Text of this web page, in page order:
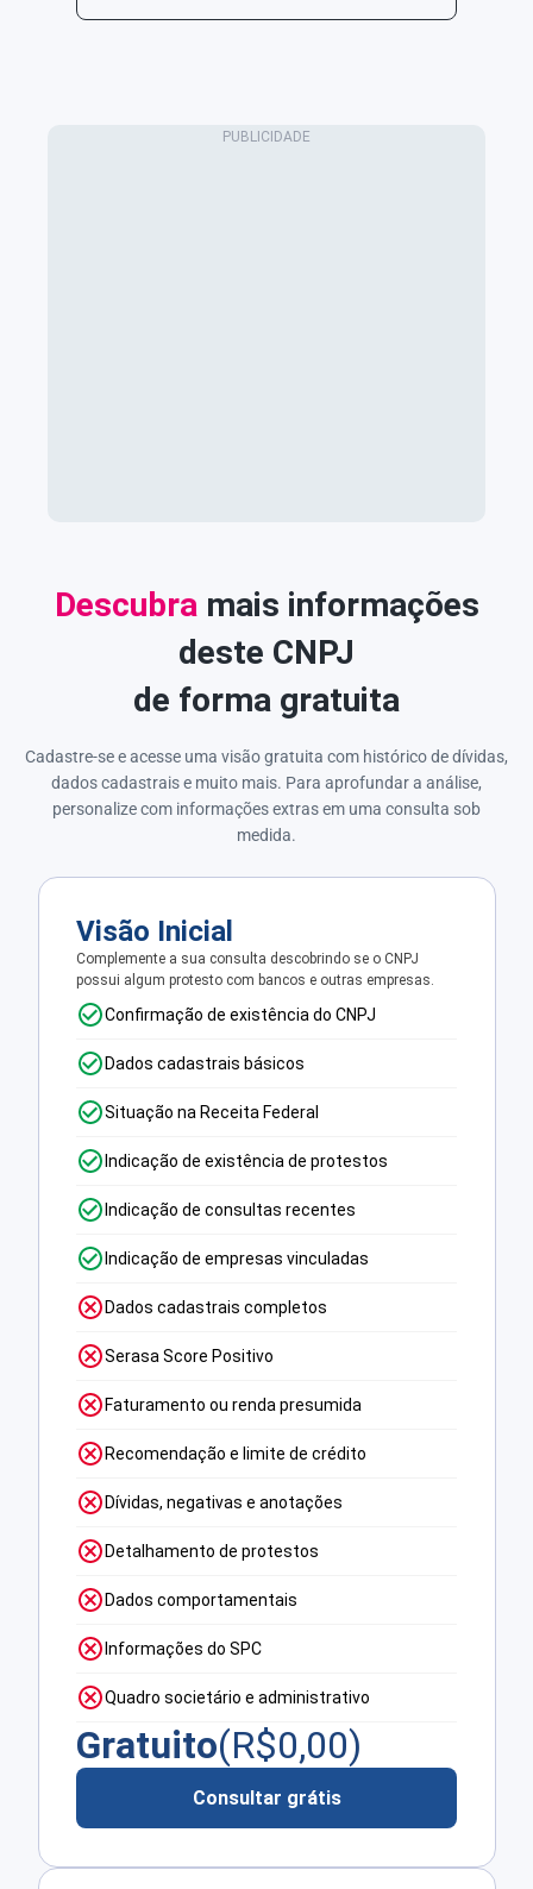
Descubra mais informações
deste CNPJ
de forma gratuita
Cadastre-se e acesse uma visão gratuita com histórico de dívidas,
dados cadastrais e muito mais. Para aprofundar a análise,
personalize com informações extras em uma consulta sob
medida.
Visão Inicial
Complemente a sua consulta descobrindo se o CNPJ
possui algum protesto com bancos e outras empresas.
Confirmação de existência do CNPJ
Dados cadastrais básicos
Situação na Receita Federal
Indicação de existência de protestos
Indicação de consultas recentes
Indicação de empresas vinculadas
Dados cadastrais completos
Serasa Score Positivo
Faturamento ou renda presumida
Recomendação e limite de crédito
Dívidas, negativas e anotações
Detalhamento de protestos
Dados comportamentais
Informações do SPC
Quadro societário e administrativo
Gratuito(R$0,00)
Consultar grátis